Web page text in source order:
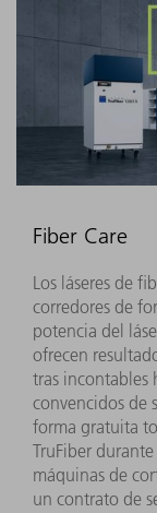
Fiber Care
Los láseres de
corredores de
potencia del
ofrecen
tras incontables
convencidos de
forma gratuita
TruFiber
máquinas de
un contrato de